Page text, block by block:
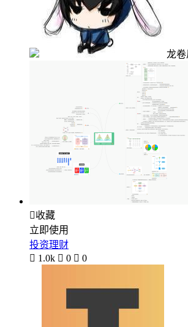
龙卷
收藏
立即使用
投资理财
 1.0k  0  0